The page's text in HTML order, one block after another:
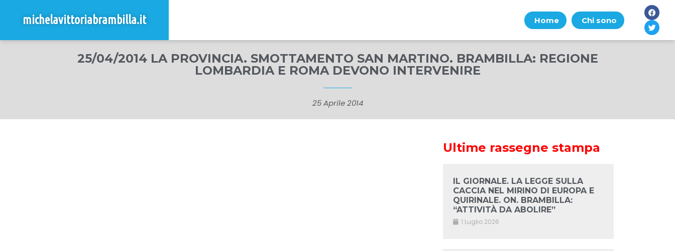
michelavittoriabrambilla.it Home Chi sono
25/04/2014 LA PROVINCIA. SMOTTAMENTO SAN MARTINO. BRAMBILLA: REGIONE
LOMBARDIA E ROMA DEVONO INTERVENIRE
25 Aprile 2014
Ultime rassegne stampa
IL GIORNALE. LA LEGGE SULLA
CACCIA NEL MIRINO DI EUROPA E
QUIRINALE. ON. BRAMBILLA:
“ATTIVITÀ DA ABOLIRE”
1 Luglio 2026